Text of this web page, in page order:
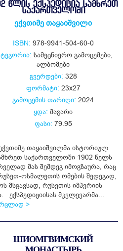
ᲬᲚᲘᲡ ᲔᲥᲡᲞᲔᲓᲘᲪᲘᲐ ᲡᲐᲛᲮᲠᲔᲗ
ᲡᲐᲥᲐᲠᲗᲕᲔᲚᲝᲨᲘ
ექვთიმე თაყაიშვილი
ISBN: 978-9941-504-60-0
სამეცნიერო გამოცემები
ალბომები
გვერდები: 328
ფორმატი: 23x27
გამოცემის თარიღი: 2024
ყდა: მაგარი
ფასი: 79.95
თაყაიშვილმა ისტორიულ
საქართველოში 1902 წელს
მას შემდეგ იმოგზაურა, რაც
ოსმალეთის ომების შედეგად,
მსგავსად, რუსეთის იმპერიის
ექსპედიციისას მკვლევარმა...
>
ШИОМГВИМСКИЙ
МОНАСТЫРЬ